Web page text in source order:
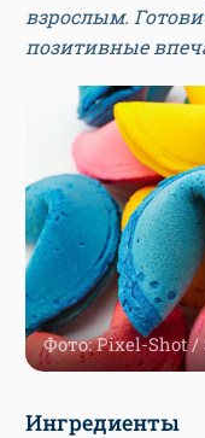
взрослым.
позитивные
Фото: Pixel-Shot /
Ингредиенты